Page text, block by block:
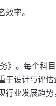
效率。
》。每个科
于设计与评估
业发展趋势